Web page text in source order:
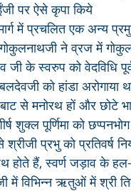
पर ऐसे कृपा किये
में प्रचलित एक अन्य
ने व्रज में गोकुल
जी के स्वरुप को वेदविधि
को हांडा अरोगाया
से मनोरथ हों और छोटे
शुक्ल पूर्णिमा को
श्रीजी प्रभु को प्रतिवर्ष
होते हैं, स्वर्ण जड़ाव के
में विभिन्न ऋतुओं में श्री